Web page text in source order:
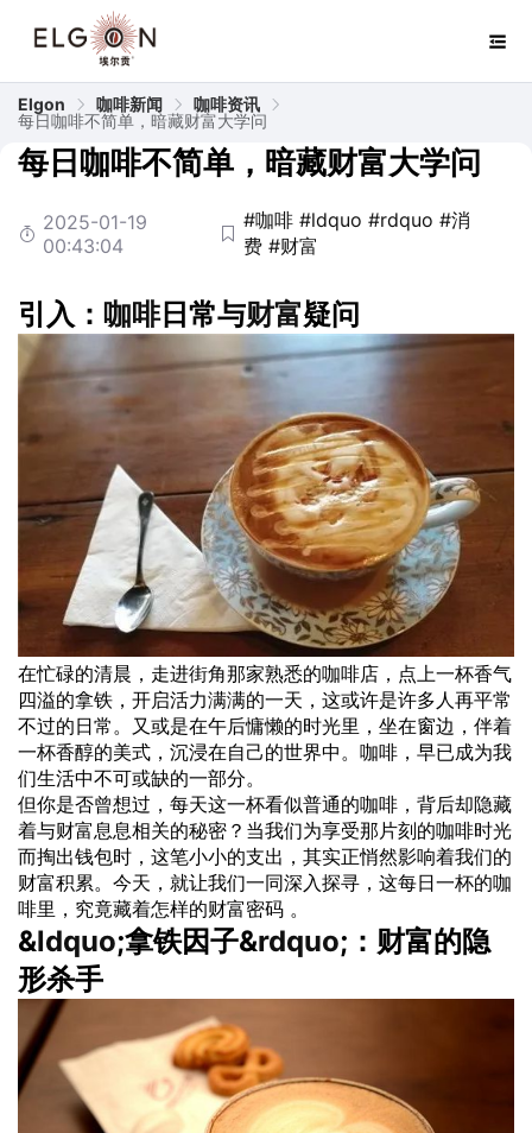
Elgon 咖啡新闻
咖啡资讯
每日咖啡不简单，暗藏财富大学问
每日咖啡不简单，暗藏财富大学问
2025-01-19
00:43:04
#咖啡 #ldquo #rdquo #消
费 #财富
引入： 咖啡日常与财富疑问
在忙碌的清晨，走进街角那家熟悉的咖啡店，点上一杯香气
四溢的拿铁，开启活力满满的一天，这或许是许多人再平常
不过的日常。又或是在午后慵懒的时光里，坐在窗边，伴着
一杯香醇的美式，沉浸在自己的世界中。咖啡，早已成为我
们生活中不可或缺的一部分。
但你是否曾想过，每天这一杯看似普通的咖啡，背后却隐藏
着与财富息息相关的秘密？当我们为享受那片刻的咖啡时光
而掏出钱包时，这笔小小的支出，其实正悄然影响着我们的
财富积累。今天，就让我们一同深入探寻，这每日一杯的咖
啡里，究竟藏着怎样的财富密码 。
&ldquo;拿铁因子&rdquo;：财富的隐
形杀手